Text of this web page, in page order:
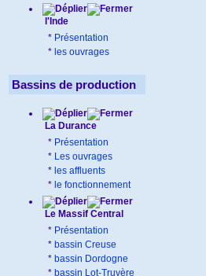
l'Inde
* Présentation
* les ouvrages
Bassins de production
La Durance
* Présentation
* Les ouvrages
* les affluents
* le fonctionnement
Le Massif Central
* Présentation
* bassin Creuse
* bassin Dordogne
* bassin Lot-Truyère